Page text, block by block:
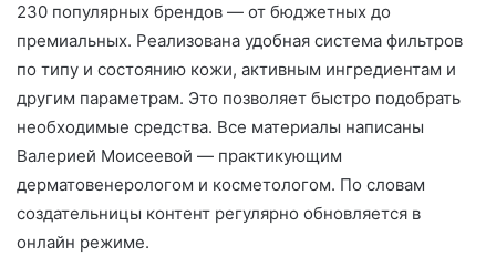
230 популярных брендов — от бюджетных до
премиальных. Реализована удобная система фильтров
по типу и состоянию кожи, активным ингредиентам и
другим параметрам. Это позволяет быстро подобрать
необходимые средства. Все материалы написаны
Валерией Моисеевой — практикующим
дерматовенерологом и косметологом. По словам
создательницы контент регулярно обновляется в
онлайн режиме.